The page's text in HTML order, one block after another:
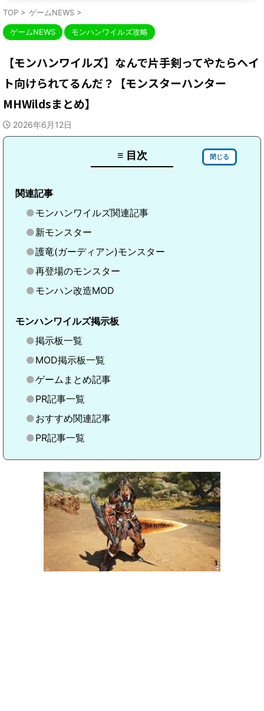
TOP > ゲームNEWS >
ゲームNEWS モンハンワイルズ攻略
【モンハンワイルズ】なんで片手剣ってやたらヘイ
ト向けられてるんだ？【モンスターハンター
MHWildsまとめ】
2026年6月12日
≡ 目次 閉じる
関連記事
モンハンワイルズ関連記事
新モンスター
護竜(ガーディアン)モンスター
再登場のモンスター
モンハン改造MOD
モンハンワイルズ掲示板
掲示板一覧
MOD掲示板一覧
ゲームまとめ記事
PR記事一覧
おすすめ関連記事
PR記事一覧